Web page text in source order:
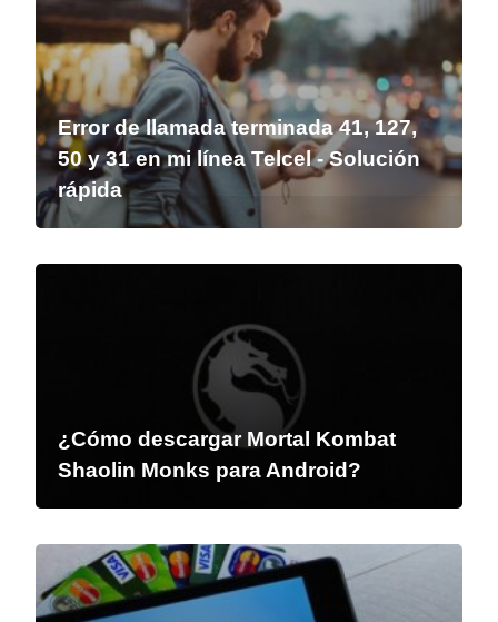
Error de llamada terminada 41, 127,
50 y 31 en mi línea Telcel - Solución
rápida
¿Cómo descargar Mortal Kombat
Shaolin Monks para Android?